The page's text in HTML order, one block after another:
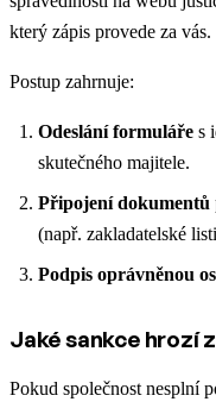
který zápis provede za vás.
Postup zahrnuje:
Odeslání formuláře s
skutečného majitele.
Připojení dokumentů
(např. zakladatelské
Podpis oprávněnou
Jaké sankce hrozí
Pokud společnost nesplní